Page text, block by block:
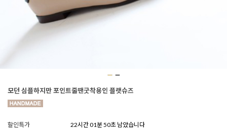
모던 심플하지만 포인트줄땐굿착용인 플랫슈즈
할인특가
22시간 01분 48초 남았습니다